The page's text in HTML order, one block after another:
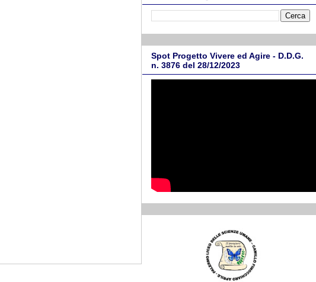
Spot Progetto Vivere ed Agire - D.D.G.
n. 3876 del 28/12/2023